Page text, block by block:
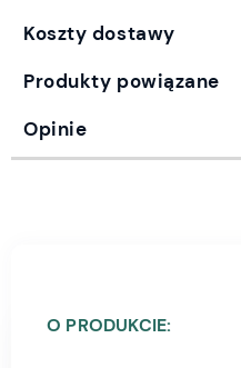
Koszty dostawy
Produkty powiązane
Opinie
O PRODUKCIE: